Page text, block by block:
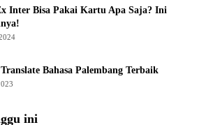
Inter Bisa Pakai Kartu Apa Saja? Ini
Bahasa Palembang Terbaik
ini